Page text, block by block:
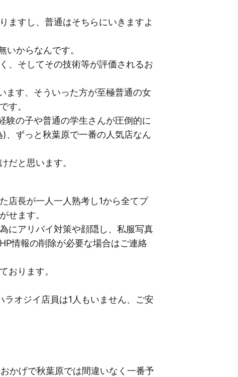
ますし、普通はそちらにいきますよ
からなんです。
、そしてその技術等が評価されるお
ます、そういった方が至極普通の女
す。
験の子や普通の学生さんが圧倒的に
、ずっと秋葉原で一番の人気店なん
だと思います。
店長が一人一人熟考し1から全てプ
せます。
にアリバイ対策や顔隠し、私服写真
情報の削除が必要な場合はご連絡
おります。
オジイ店員は1人もいません、ご安
かげで秋葉原では間違いなく一番予